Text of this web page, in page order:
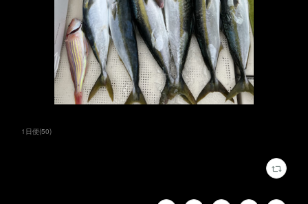
1日便(50)